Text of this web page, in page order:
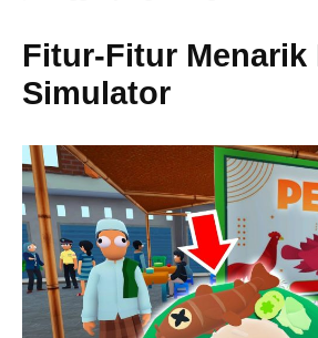
Fitur-Fitur Menarik
Simulator